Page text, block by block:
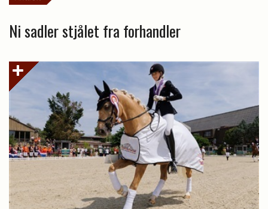
Ni sadler stjålet fra forhandler